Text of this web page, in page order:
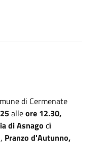
di Cermenate
alleore 12.30,
di Asnago di
Pranzo d'Autunno,